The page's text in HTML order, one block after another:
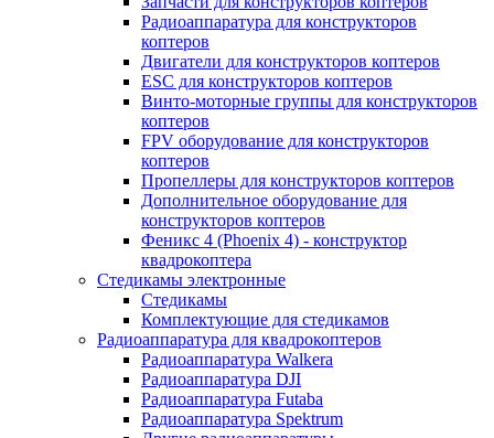
Радиоаппаратура для конструкторов
коптеров
Двигатели для конструкторов коптеров
ESC для конструкторов коптеров
Винто-моторные группы для конструкторов
коптеров
FPV оборудование для конструкторов
коптеров
Пропеллеры для конструкторов коптеров
Дополнительное оборудование для
конструкторов коптеров
Феникс 4 (Phoenix 4) - конструктор
квадрокоптера
Cтедикамы электронные
Стедикамы
Комплектующие для стедикамов
Радиоаппаратура для квадрокоптеров
Радиоаппаратура Walkera
Радиоаппаратура DJI
Радиоаппаратура Futaba
Радиоаппаратура Spektrum